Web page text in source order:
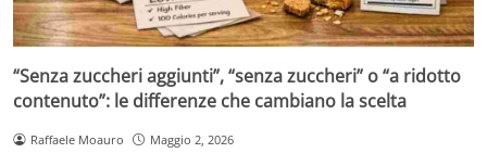
“Senza zuccheri aggiunti”, “senza zuccheri” o “a ridotto
contenuto”: le differenze che cambiano la scelta
Raffaele Moauro Maggio 2, 2026